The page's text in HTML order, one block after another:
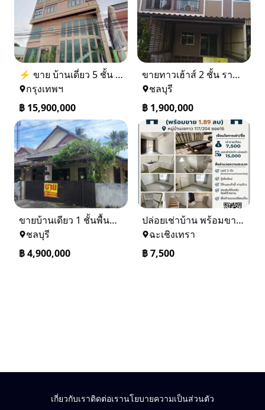
⚡ ขาย บ้านเดี่ยว 5 ชั้น ซอย ประชาชื่น 14 ใกล้ BTS
กรุงเทพฯ
฿ 15,900,000
ขายทาวเฮ้าส์ 2 ชั้น ราคา 1.9 ล้านบาท ที่อยู่ ศรีราชา ชลบุรี
ชลบุรี
฿ 1,900,000
ขายบ้านเดียว 1 ชั้นพื้นที่ 102 ตรว บางละมุง ชลบุรี
ชลบุรี
฿4,900,000
ปล่อยเช่าบ้าน พร้อมขาย หมู่บ้านเจทาว ตำบลแสนภูดาษ
ฉะเชิงเทรา
฿7,500
เกี่ยวกับเราติดต่อเรานโยบายความเป็นส่วนตัว